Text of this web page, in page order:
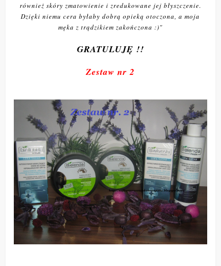
również skóry zmatowienie i zredukowane jej błyszczenie.
Dzięki niemu cera byłaby dobrą opieką otoczona, a moja
męka z trądzikiem zakończona :)"
GRATULUJĘ !!
Zestaw nr 2